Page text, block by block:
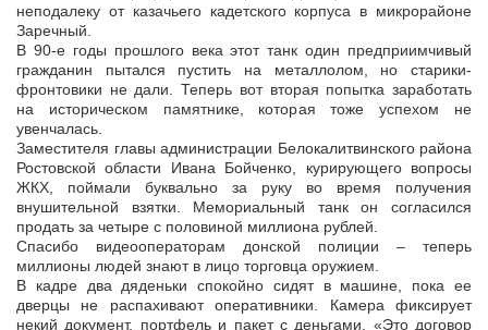
неподалеку от казачьего кадетского корпуса в микрорайоне
Заречный.
В 90-е годы прошлого века этот танк один предприимчивый
гражданин пытался пустить на металлолом, но старики-
фронтовики не дали. Теперь вот вторая попытка заработать
на историческом памятнике, которая тоже успехом не
увенчалась.
Заместителя главы администрации Белокалитвинского района
Ростовской области Ивана Бойченко, курирующего вопросы
ЖКХ, поймали буквально за руку во время получения
внушительной взятки. Мемориальный танк он согласился
продать за четыре с половиной миллиона рублей.
Спасибо видеооператорам донской полиции – теперь
миллионы людей знают в лицо торговца оружием.
В кадре два дяденьки спокойно сидят в машине, пока ее
дверцы не распахивают оперативники. Камера фиксирует
некий документ, портфель и пакет с деньгами. «Это договор